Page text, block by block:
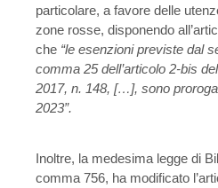
particolare, a favore delle
zone rosse, disponendo
che “le esenzioni previste dal
comma 25 dell’articolo 2-bis
2017, n. 148, […], sono
2023”.
Inoltre, la medesima legge di
comma 756, ha modificato